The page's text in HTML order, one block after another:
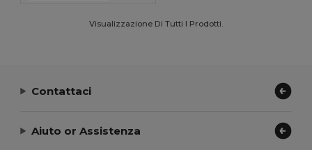
Visualizzazione Di Tutti I Prodotti.
Contattaci
Aiuto or Assistenza